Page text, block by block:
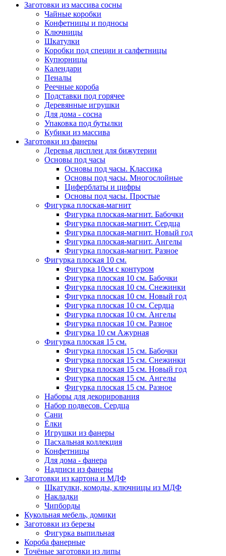
Заготовки из массива сосны
Чайные коробки
Конфетницы и подносы
Ключницы
Шкатулки
Коробки под специи и салфетницы
Купюрницы
Календари
Пеналы
Реечные короба
Подставки под горячее
Деревянные игрушки
Для дома - сосна
Упаковка под бутылки
Кубики из массива
Заготовки из фанеры
Деревья дисплеи для бижутерии
Основы под часы
Основы под часы. Классика
Основы под часы. Многослойные
Циферблаты и цифры
Основы под часы. Простые
Фигурка плоская-магнит
Фигурка плоская-магнит. Бабочки
Фигурка плоская-магнит. Сердца
Фигурка плоская-магнит. Новый год
Фигурка плоская-магнит. Ангелы
Фигурка плоская-магнит. Разное
Фигурка плоская 10 см.
Фигурка 10см с контуром
Фигурка плоская 10 см. Бабочки
Фигурка плоская 10 см. Снежинки
Фигурка плоская 10 см. Новый год
Фигурка плоская 10 см. Сердца
Фигурка плоская 10 см. Ангелы
Фигурка плоская 10 см. Разное
Фигурка 10 см Ажурная
Фигурка плоская 15 см.
Фигурка плоская 15 см. Бабочки
Фигурка плоская 15 см. Снежинки
Фигурка плоская 15 см. Новый год
Фигурка плоская 15 см. Ангелы
Фигурка плоская 15 см. Разное
Наборы для декорирования
Набор подвесов. Сердца
Сани
Ёлки
Игрушки из фанеры
Пасхальная коллекция
Конфетницы
Для дома - фанера
Надписи из фанеры
Заготовки из картона и МДФ
Шкатулки, комоды, ключницы из МДФ
Накладки
Чипборды
Кукольная мебель, домики
Заготовки из березы
Фигурка выпильная
Короба фанерные
Точёные заготовки из липы